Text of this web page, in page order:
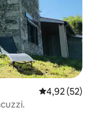
Prosječna
4,92 (52)